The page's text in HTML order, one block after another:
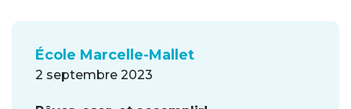
École Marcelle-Mallet
2 septembre 2023